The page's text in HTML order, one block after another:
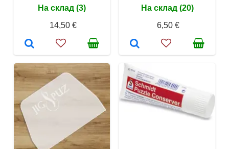
На склад (3)
14,50 €
На склад (20)
6,50 €